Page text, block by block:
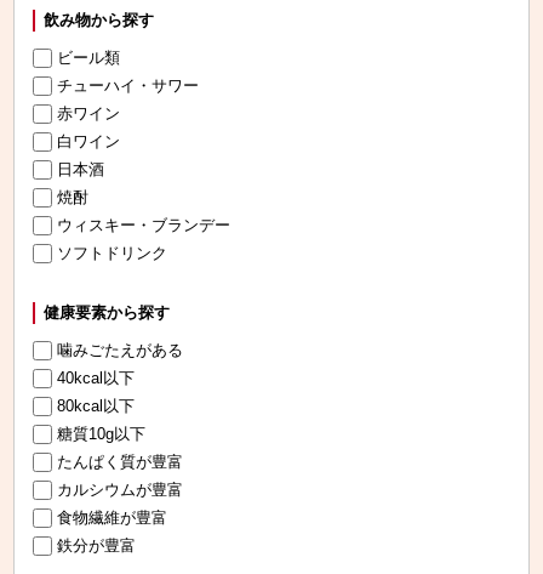
飲み物から探す
ビール類
チューハイ・サワー
赤ワイン
白ワイン
日本酒
焼酎
ウィスキー・ブランデー
ソフトドリンク
健康要素から探す
噛みごたえがある
40kcal以下
80kcal以下
糖質10g以下
たんぱく質が豊富
カルシウムが豊富
食物繊維が豊富
鉄分が豊富